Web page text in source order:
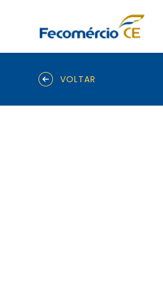
VOLTAR